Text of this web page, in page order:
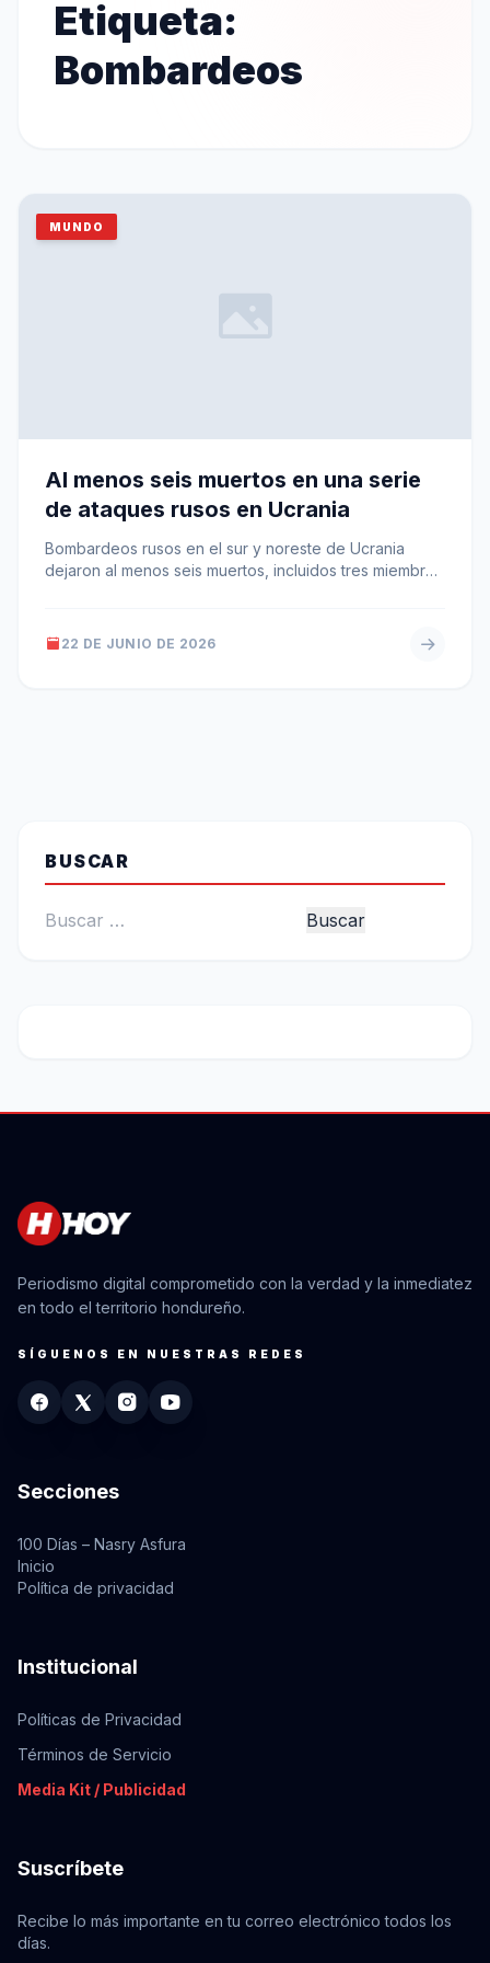
Etiqueta:
Bombardeos
MUNDO
Al menos seis muertos en una serie
de ataques rusos en Ucrania
Bombardeos rusos en el sur y noreste de Ucrania
dejaron al menos seis muertos, incluidos tres miembros
22 DE JUNIO DE 2026
BUSCAR
Buscar:
Periodismo digital comprometido con la verdad y la inmediatez
en todo el territorio hondureño.
SÍGUENOS EN NUESTRAS REDES
Secciones
100 Días – Nasry Asfura
Inicio
Política de privacidad
Institucional
Políticas de Privacidad
Términos de Servicio
Media Kit / Publicidad
Suscríbete
Recibe lo más importante en tu correo electrónico todos los
días.